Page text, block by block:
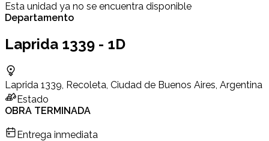
Esta unidad ya no se encuentra disponible
Departamento
Laprida 1339 - 1D
Laprida 1339, Recoleta, Ciudad de Buenos Aires, Argentina
Estado
OBRA TERMINADA
Entrega inmediata